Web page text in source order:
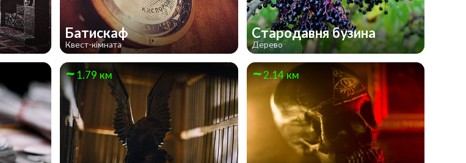
Батискаф
Квест-кімната
Стародавня бузина
Дерево
1.79 км 2.14 км